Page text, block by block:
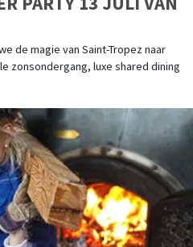
de magie van Saint-Tropez naar
zonsondergang, luxe shared dining